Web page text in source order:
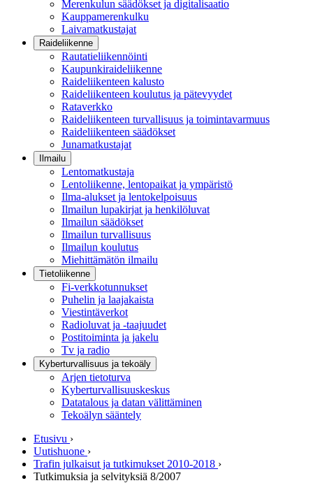
Merenkulun säädökset ja digitalisaatio
Kauppamerenkulku
Laivamatkustajat
Raideliikenne
Rautatieliikennöinti
Kaupunkiraideliikenne
Raideliikenteen kalusto
Raideliikenteen koulutus ja pätevyydet
Rataverkko
Raideliikenteen turvallisuus ja toimintavarmuus
Raideliikenteen säädökset
Junamatkustajat
Ilmailu
Lentomatkustaja
Lentoliikenne, lentopaikat ja ympäristö
Ilma-alukset ja lentokelpoisuus
Ilmailun lupakirjat ja henkilöluvat
Ilmailun säädökset
Ilmailun turvallisuus
Ilmailun koulutus
Miehittämätön ilmailu
Tietoliikenne
Fi-verkkotunnukset
Puhelin ja laajakaista
Viestintäverkot
Radioluvat ja -taajuudet
Postitoiminta ja jakelu
Tv ja radio
Kyberturvallisuus ja tekoäly
Arjen tietoturva
Kyberturvallisuuskeskus
Datatalous ja datan välittäminen
Tekoälyn sääntely
Etusivu ›
Uutishuone ›
Trafin julkaisut ja tutkimukset 2010-2018 ›
Tutkimuksia ja selvityksiä 8/2007